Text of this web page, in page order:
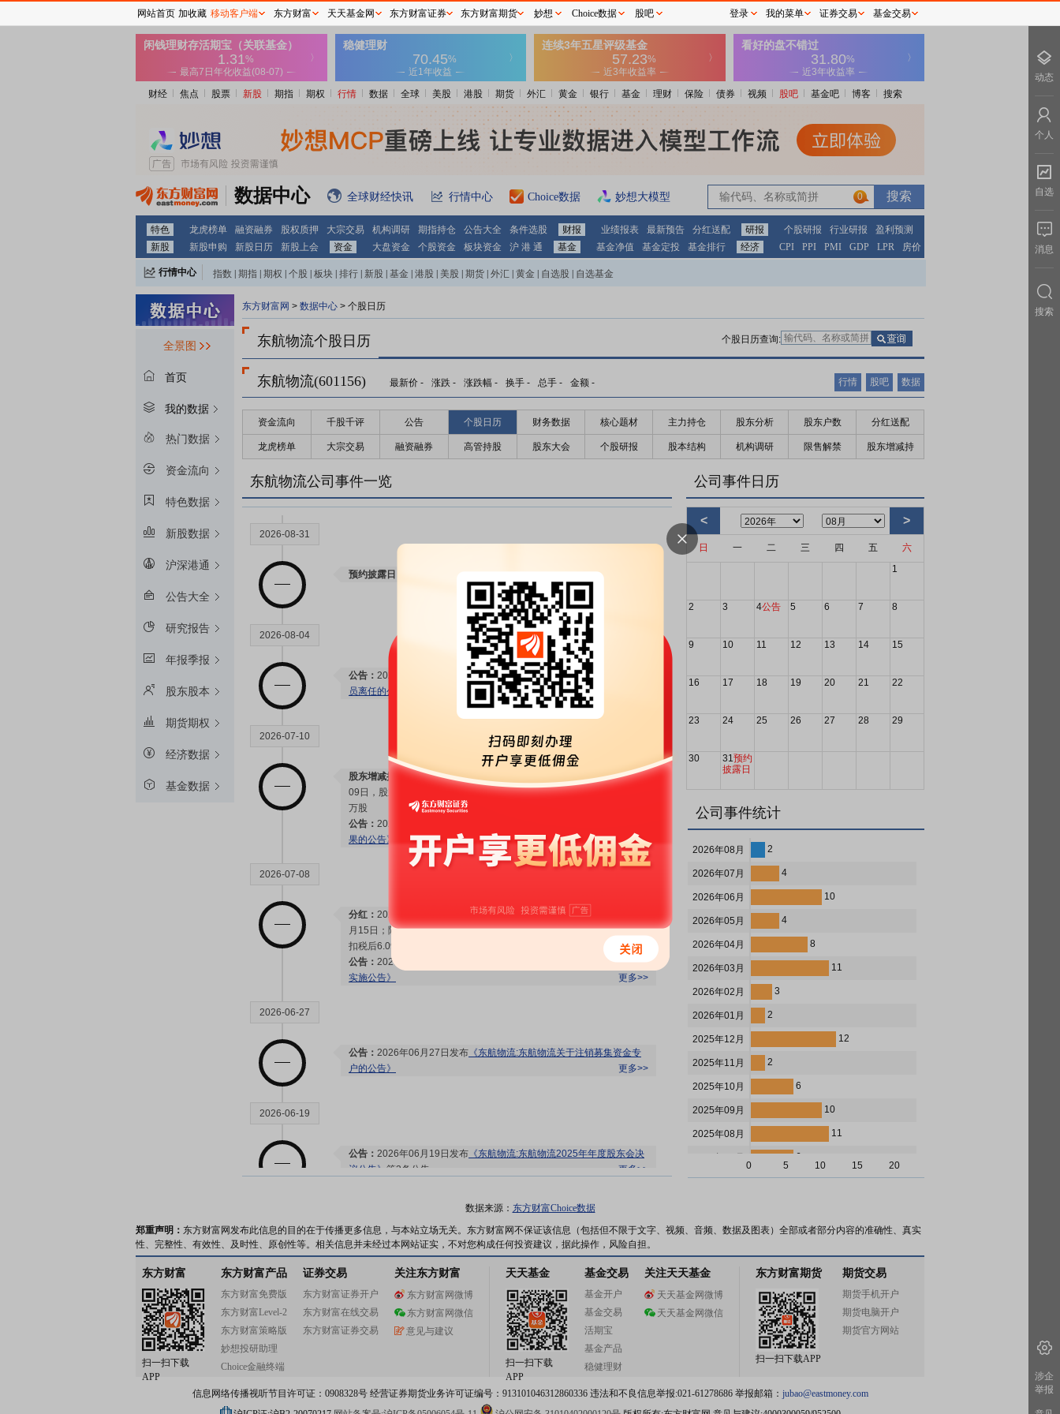
财经 焦点 股票 新股 期指 期权 行情 数据 全球 美股 港股 期货 外汇 黄金 银行 基金 理财 保险 债券 视频 股吧 基金吧 博客 搜索
数据中心 全球财经快讯 行情中心 Choice数据 妙想大模型 0
特色 龙虎榜单 融资融券 股权质押 大宗交易 机构调研 期指持仓 公告大全 条件选股 财报 业绩报表 最新预告 分红送配 研报 个股研报 行业研报
盈利预测
新股
新股申购 新股日历 新股上会 资金 大盘资金 个股资金 板块资金 沪 港 通 基金 基金净值 基金定投 基金排行 经济 CPI PPI PMI GDP LPR 房价
行情中心 指数 期指 期权 个股 板块 排行 新股 基金 港股 美股 期货 外汇 黄金 自选股 自选基金
全景图
首页
我的数据
热门数据
资金流向
特色数据
新股数据
沪深港通
公告大全
研究报告
年报季报
股东股本
期货期权
经济数据
基金数据
东方财富网 > 数据中心 > 个股日历
东航物流个股日历 个股日历查询:
东航物流(601156) 最新价 - 涨跌 - 涨跌幅 - 换手 - 总手 - 金额 - 行情 股吧 数据
资金流向 千股千评 公告 个股日历 财务数据 核心题材 主力持仓 股东分析 股东户数 分红送配
龙虎榜单 大宗交易 融资融券 高管持股 股东大会 个股研报 股本结构 机构调研 限售解禁 股东增减持
东航物流公司事件一览
2026-08-31
预约披露日： 2026年半年报预约2026年08月31日披露
2026-08-04
公告： 2026年08月04日发布《东航物流:东航物流关于公司高级管理人
员离任的公告》
2026-07-10
股东增减持日：2026年07月10日公布2026年06月16日至2026年07月
09日，股东天津睿远企业管理合伙企业(有限合伙)减持1笔，减持902.1
万股
公告： 2026年07月10日发布
果的公告》
更多>>
2026-07-08
分红： 2026年07月08日公布2025年年报分红，股权登记日：2026年07
月15日；除权除息日：2026年07月16日；分配方案：10派6.77元(含税,
扣税后6.093元)[正式]
更多>>
公告： 2026年07月08日发布
《东航物流:东航物流2025年年度权益分派
实施公告》
更多>>
2026-06-27
公告： 2026年06月27日发布 《东航物流:东航物流关于注销募集资金专
户的公告》
更多>>
2026-06-19
公告： 2026年06月19日发布 《东航物流:东航物流2025年年度股东会决
议公告》 等3条公告 更多>>
股东大会：于2026-06-18召开2025年年度股东大会 更多>>
2026-06-16
2026年06月16日公布2026年04月14日至2026年04月
30日，股东天津睿远企业管理合伙企业(有限合伙)减持1笔，减持114.15
万股
更多>>
2026年06月16日公布2026年06月01日至2026年06月
公司事件日历
< >
日 一 二 三 四 五
六
1
2 3 4公告 5 6 7 8
9 10 11 12 13 14 15
16 17 18 19 20 21 22
23 24 25 26 27 28 29
30 31预约
披露日
公司事件统计
2026年08月 2
2026年07月 4
2026年06月 10
2026年05月 4
2026年04月 8
2026年03月 11
2026年02月 3
2026年01月 2
2025年12月 12
2025年11月 2
2025年10月 6
2025年09月 10
2025年08月 11
6
2025年06月 11
2025年04月 16
2025年02月 8
2025年01月 6
2024年09月 12
0 5 10 15 20
数据来源： 东方财富Choice数据
郑重声明： 东方财富网发布此信息的目的在于传播更多信息，与本站立场无关。东方财富网不保证该信息（包括但不限于文字、视频、音频、数据及图表）全部或者部分内容的准确性、真实
性、完整性、有效性、及时性、原创性等。相关信息并未经过本网站证实，不对您构成任何投资建议，据此操作，风险自担。
东方财富
扫一扫下载
APP
东方财富产品
东方财富免费版
东方财富Level-2
东方财富策略版
妙想投研助理
Choice金融终端
证券交易
东方财富证券开户
东方财富在线交易
东方财富证券交易
关注东方财富
东方财富网微博
东方财富网微信
意见与建议
天天基金
扫一扫下载
APP
基金交易
基金开户
基金交易
活期宝
基金产品
稳健理财
关注天天基金
天天基金网微博
天天基金网微信
东方财富期货
扫一扫下载APP
期货交易
期货手机开户
期货电脑开户
期货官方网站
信息网络传播视听节目许可证：0908328号 经营证券期货业务许可证编号：913101046312860336 违法和不良信息举报:021-61278686 举报邮箱： jubao@eastmoney.com
网站首页 加收藏 移动客户端 东方财富 天天基金网 东方财富证券 东方财富期货 妙想 Choice数据 股吧 登录 我的菜单 证券交易 基金交易
动态
个人
自选
消息
搜索
涉企
举报